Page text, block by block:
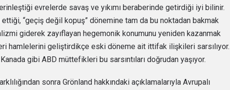
evrelerde savaş ve yıkımı beraberinde getirdiği iyi bilinir.
ettiği, “geçiş değil kopuş” dönemine tam da bu noktadan bakmak
giderek zayıflayan hegemonik konumunu yeniden kazanmak
hamlelerini geliştirdikçe eski döneme ait ittifak ilişkileri sarsılıyor.
gibi ABD müttefikleri bu sarsıntıları doğrudan yaşıyor.
sonra Grönland hakkındaki açıklamalarıyla Avrupalı